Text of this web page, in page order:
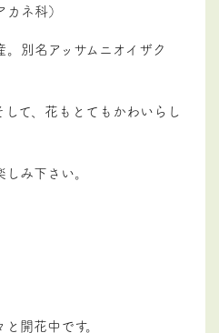
ネ科）
別名アッサムニオイザク
て、花もとてもかわいらし
み下さい。
開花中です。